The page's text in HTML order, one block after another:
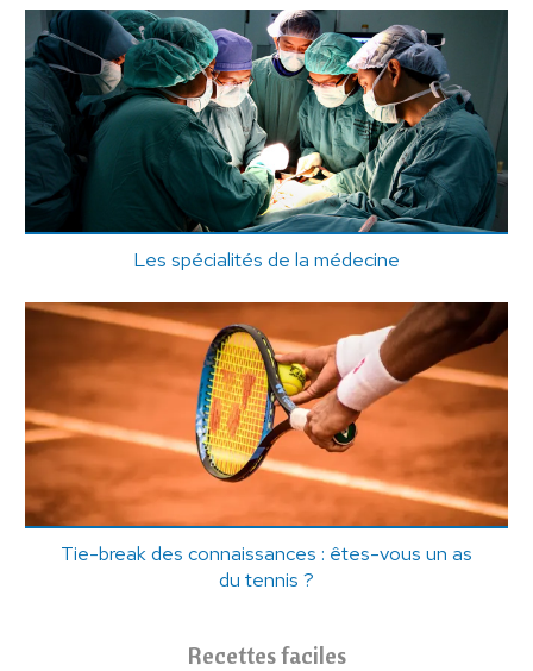
Les spécialités de la médecine
Tie-break des connaissances : êtes-vous un as
du tennis ?
Recettes faciles